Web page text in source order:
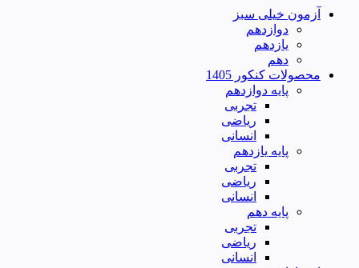
آزمون خیلی سبز
دوازدهم
یازدهم
دهم
محصولات کنکور 1405
پایه دوازدهم
تجربی
ریاضی
انسانی
پایه یازدهم
تجربی
ریاضی
انسانی
پایه دهم
تجربی
ریاضی
انسانی